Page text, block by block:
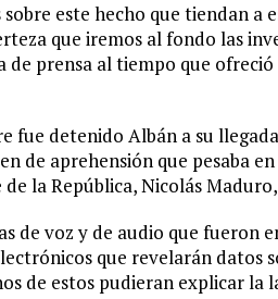
este hecho que tiendan a
que iremos al fondo las
de prensa al tiempo que
fue detenido Albán a su
de aprehensión que pesaba
la República, Nicolás
de voz y de audio que fueron
que revelarán datos
de estos pudieran explicar la